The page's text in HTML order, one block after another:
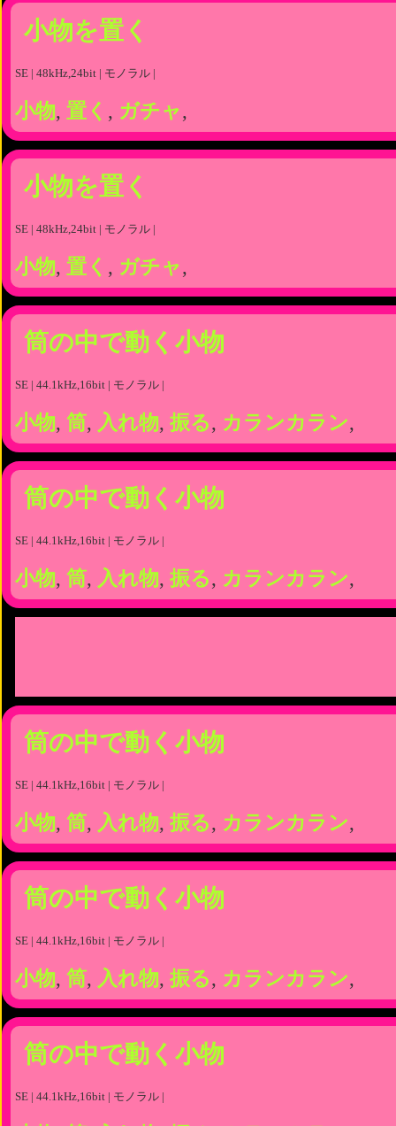
小物を置く
SE | 48kHz,24bit | モノラル |
小物, 置く , ガチャ,
小物を置く
SE | 48kHz,24bit | モノラル |
小物, 置く , ガチャ,
筒の中で動く小物
SE | 44.1kHz,16bit | モノラル |
小物, 筒, 入れ物, 振る, カランカラン,
筒の中で動く小物
SE | 44.1kHz,16bit | モノラル |
小物, 筒, 入れ物, 振る, カランカラン,
筒の中で動く小物
SE | 44.1kHz,16bit | モノラル |
小物, 筒, 入れ物, 振る, カランカラン,
筒の中で動く小物
SE | 44.1kHz,16bit | モノラル |
小物, 筒, 入れ物, 振る, カランカラン,
筒の中で動く小物
SE | 44.1kHz,16bit | モノラル |